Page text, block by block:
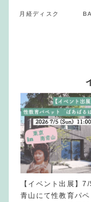
月経ディスク
【イベント出展】7/
青山にて性教育パ